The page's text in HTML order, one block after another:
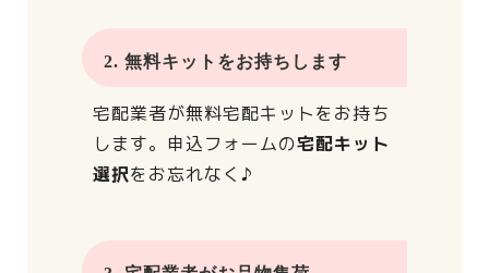
2. 無料キットをお持ちします
宅配業者が無料宅配キットをお持ち
します。 申込フォームの宅配キット
選択をお忘れなく♪